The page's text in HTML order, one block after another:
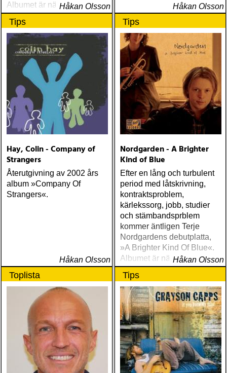
Albumet är nära, enkelt och
ärligt och handlar om
upplevelser och historier
från en ung mans liv
Håkan Olsson Håkan Olsson
Tips
Hay, Colin - Company of
Strangers
Återutgivning av 2002 års
album »Company Of
Strangers«.
Håkan Olsson
Tips
Nordgarden - A Brighter
Kind of Blue
Efter en lång och turbulent
period med låtskrivning,
kontraktsproblem,
kärlekssorg, jobb, studier
och stämbandsprblem
kommer äntligen Terje
Nordgardens debutplatta,
»A Brighter Kind Of Blue«.
Albumet är nära, enkelt och
ärligt och handlar om
upplevelser och historier
från en ung mans liv
Håkan Olsson
Toplista Tips